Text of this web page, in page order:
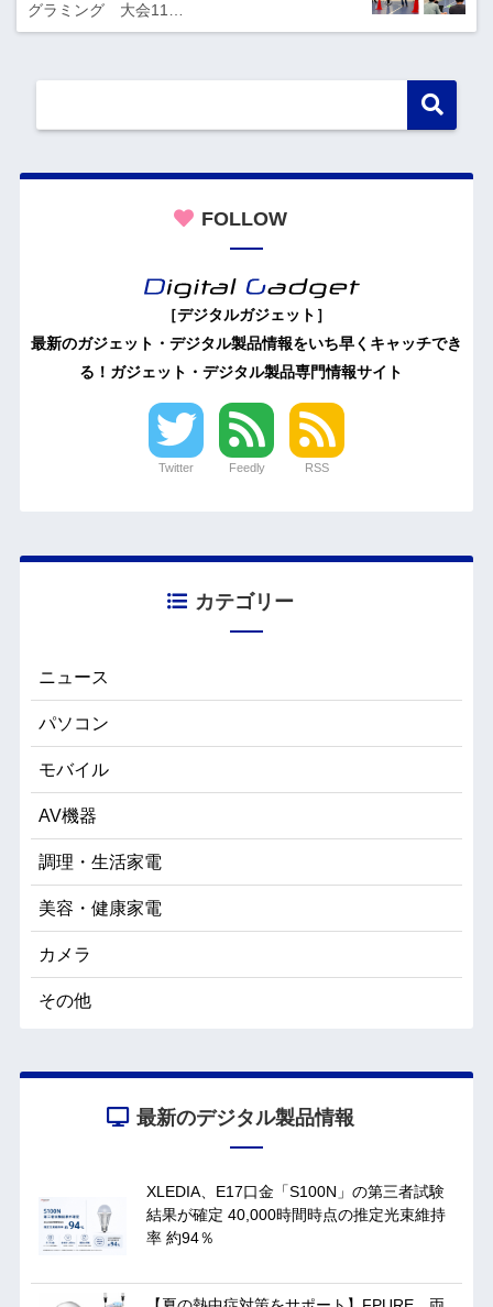
グラミング 大会11…
FOLLOW
［デジタルガジェット］
最新のガジェット・デジタル製品情報をいち早くキャッチでき
る！ガジェット・デジタル製品専門情報サイト
Twitter Feedly RSS
カテゴリー
ニュース
パソコン
モバイル
AV機器
調理・生活家電
美容・健康家電
カメラ
その他
最新のデジタル製品情報
XLEDIA、E17口金「S100N」の第三者試験
結果が確定 40,000時間時点の推定光束維持
率 約94％